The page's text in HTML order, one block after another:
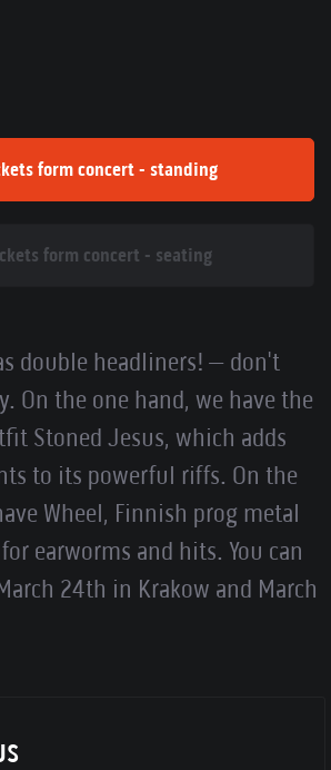
form concert - standing
form concert - seating
double headliners! – don't
On the one hand, we have the
Stoned Jesus, which adds
to its powerful riffs. On the
Wheel, Finnish prog metal
earworms and hits. You can
24th in Krakow and March